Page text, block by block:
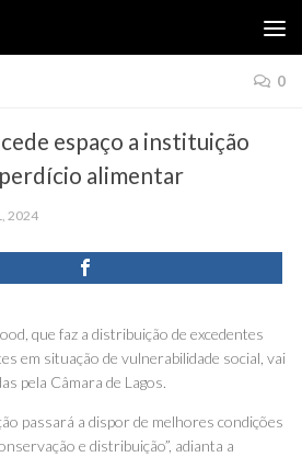
0
espaço a instituição
alimentar
2024
que faz a distribuição de excedentes
em situação de vulnerabilidade social, vai
pela Câmara de Lagos.
passará a dispor de melhores condições
e distribuição”, adianta a